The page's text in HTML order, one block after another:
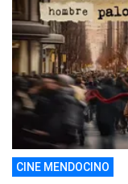
CINE MENDOCINO